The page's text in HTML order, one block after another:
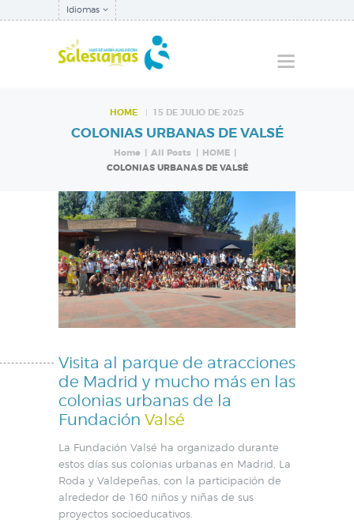
Idiomas
HOME 15 DE JULIO DE 2025
COLONIAS URBANAS DE VALSÉ
Home All Posts
HOME
COLONIAS URBANAS DE VALSÉ
QUIÉNES SOMOS
NUESTRA
INSPECTORÍA
QUÉ HACEMOS
NOTICIAS
Visita al parque de atracciones
de Madrid y mucho más en las
colonias urbanas de la
Fundación Valsé
La Fundación Valsé ha organizado durante
estos días sus colonias urbanas en Madrid, La
Roda y Valdepeñas, con la participación de
alrededor de 160 niños y niñas de sus
proyectos socioeducativos.